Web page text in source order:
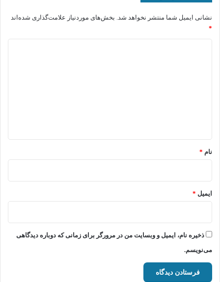
نشانی ایمیل شما منتشر نخواهد شد. بخش‌های موردنیاز علامت‌گذاری شده‌اند
*
نام *
ایمیل *
ذخیره نام، ایمیل و وبسایت من در مرورگر برای زمانی که دوباره دیدگاهی
می‌نویسم.